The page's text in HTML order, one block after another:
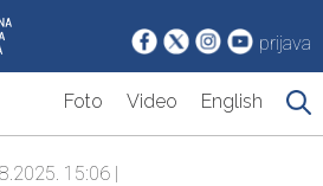
prijava
Foto Video English
15:06 |